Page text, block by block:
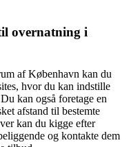
overnatning i
af København kan du
hvor du kan indstille
kan også foretage en
afstand til bestemte
kan du kigge efter
og kontakte dem